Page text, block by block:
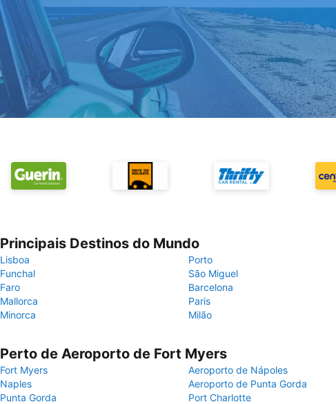
Principais Destinos do Mundo
Lisboa
Porto
Funchal
São Miguel
Faro
Barcelona
Mallorca
Paris
Minorca
Milão
Perto de Aeroporto de Fort Myers
Fort Myers
Aeroporto de Nápoles
Naples
Aeroporto de Punta Gorda
Punta Gorda
Port Charlotte